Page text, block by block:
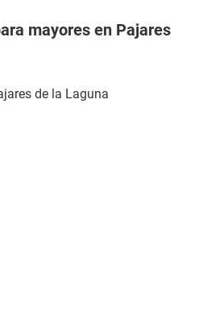
mayores en Pajares
de la Laguna